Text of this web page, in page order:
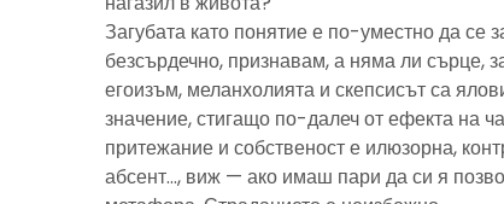
Загубата като понятие е по-уместно да се
безсърдечно, признавам, а няма ли сърце,
егоизъм, меланхолията и скепсисът са
значение, стигащо по-далеч от ефекта на
притежание и собственост е илюзорна,
абсент…, виж — ако имаш пари да си я